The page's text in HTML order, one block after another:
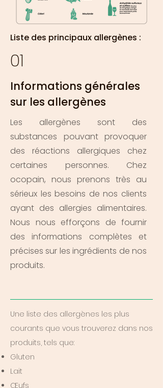
Liste des principaux allergènes :
01
Informations générales
sur les allergènes
Les allergènes sont des
substances pouvant provoquer
des réactions allergiques chez
certaines personnes. Chez
ocopain, nous prenons très au
sérieux les besoins de nos clients
ayant des allergies alimentaires.
Nous nous efforçons de fournir
des informations complètes et
précises sur les ingrédients de nos
produits.
Une liste des allergènes les plus
courants que vous trouverez dans nos
produits, tels que:
Gluten
Lait
Œufs